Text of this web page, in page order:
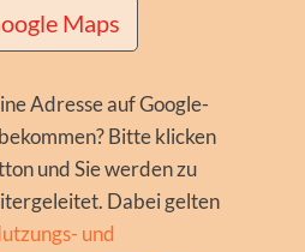
Maps
Adresse auf Google-
Bitte klicken
und Sie werden zu
Dabei gelten
und